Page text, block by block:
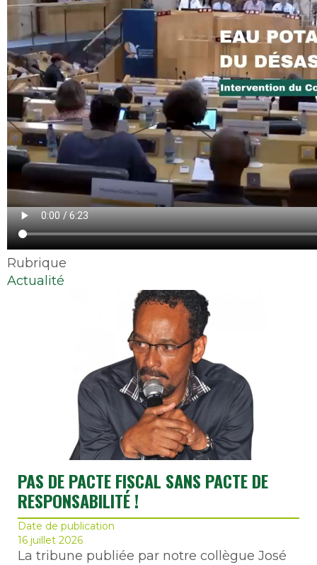
Rubrique
Actualité
PAS DE PACTE FISCAL SANS PACTE DE
RESPONSABILITÉ !
Date de publication
16 juillet 2026
La tribune publiée par notre collègue José